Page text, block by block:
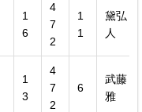
1
6
4
7
2
1
1
黛弘
人
1
3
4
7
2
6
武藤
雅